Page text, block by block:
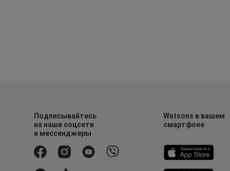
Подписывайтесь
на наши соцсети
и мессенджеры
Watsons в вашем
смартфоне